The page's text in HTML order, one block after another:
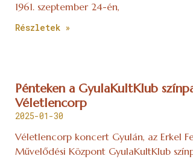
1961. szeptember 24-én,
Részletek »
Pénteken a GyulaKultKlub
Véletlencorp
2025-01-30
Véletlencorp koncert Gyulán, az Erkel
Művelődési Központ GyulaKultKlub